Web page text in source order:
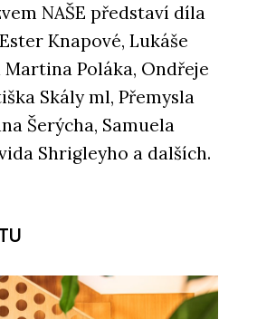
NAŠE představí díla
Knapové, Lukáše
Martina Poláka, Ondřeje
Skály ml, Přemysla
Šerýcha, Samuela
Shrigleyho a dalších.